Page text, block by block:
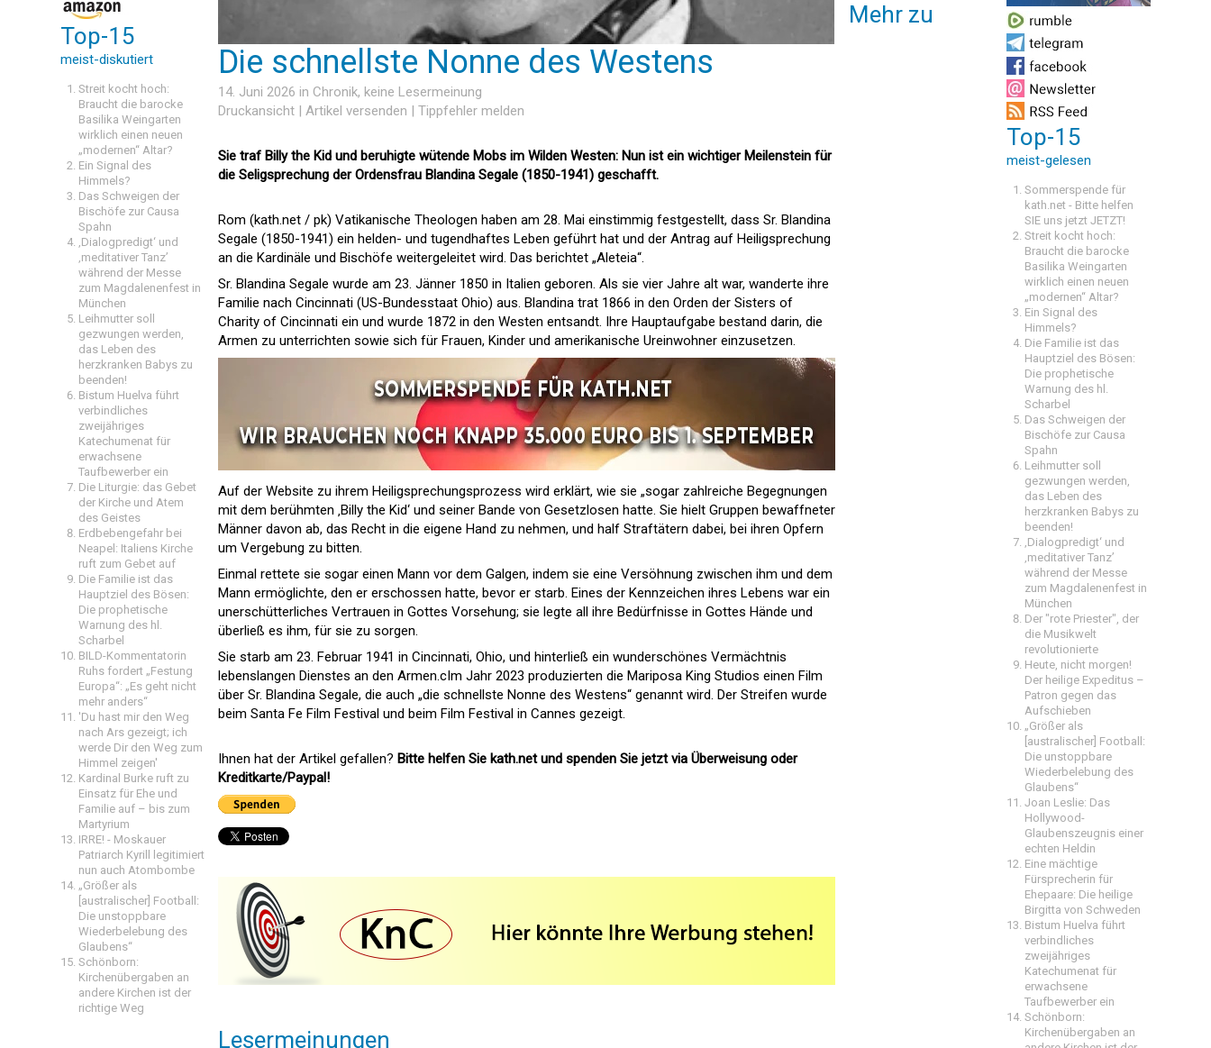
Top-15
meist-diskutiert
Streit kocht hoch:
Braucht die barocke
Basilika Weingarten
wirklich einen neuen
„modernen“ Altar?
Ein Signal des
Himmels?
Das Schweigen der
Bischöfe zur Causa
Spahn
‚Dialogpredigt‘ und
‚meditativer Tanz’
während der Messe
zum Magdalenenfest in
München
Leihmutter soll
gezwungen werden,
das Leben des
herzkranken Babys zu
beenden!
Bistum Huelva führt
verbindliches
zweijähriges
Katechumenat für
erwachsene
Taufbewerber ein
Die Liturgie: das Gebet
der Kirche und Atem
des Geistes
Erdbebengefahr bei
Neapel: Italiens Kirche
ruft zum Gebet auf
Die Familie ist das
Hauptziel des Bösen:
Die prophetische
Warnung des hl.
Scharbel
BILD-Kommentatorin
Ruhs fordert „Festung
Europa“: „Es geht nicht
mehr anders“
'Du hast mir den Weg
nach Ars gezeigt; ich
werde Dir den Weg zum
Himmel zeigen'
Kardinal Burke ruft zu
Einsatz für Ehe und
Familie auf – bis zum
Martyrium
IRRE! - Moskauer
Patriarch Kyrill legitimiert
nun auch Atombombe
„Größer als
[australischer] Football:
Die unstoppbare
Wiederbelebung des
Glaubens“
Schönborn:
Kirchenübergaben an
andere Kirchen ist der
richtige Weg
Die schnellste Nonne des Westens
14. Juni 2026 in Chronik, keine Lesermeinung
Druckansicht | Artikel versenden | Tippfehler melden
Sie traf Billy the Kid und beruhigte wütende Mobs im Wilden Westen: Nun ist ein wichtiger Meilenstein für
die Seligsprechung der Ordensfrau Blandina Segale (1850-1941) geschafft.
Rom (kath.net / pk) Vatikanische Theologen haben am 28. Mai einstimmig festgestellt, dass Sr. Blandina
Segale (1850-1941) ein helden- und tugendhaftes Leben geführt hat und der Antrag auf Heiligsprechung
an die Kardinäle und Bischöfe weitergeleitet wird. Das berichtet „Aleteia“.
Sr. Blandina Segale wurde am 23. Jänner 1850 in Italien geboren. Als sie vier Jahre alt war, wanderte ihre
Familie nach Cincinnati (US-Bundesstaat Ohio) aus. Blandina trat 1866 in den Orden der Sisters of
Charity of Cincinnati ein und wurde 1872 in den Westen entsandt. Ihre Hauptaufgabe bestand darin, die
Armen zu unterrichten sowie sich für Frauen, Kinder und amerikanische Ureinwohner einzusetzen.
Auf der Website zu ihrem Heiligsprechungsprozess wird erklärt, wie sie „sogar zahlreiche Begegnungen
mit dem berühmten ‚Billy the Kid‘ und seiner Bande von Gesetzlosen hatte. Sie hielt Gruppen bewaffneter
Männer davon ab, das Recht in die eigene Hand zu nehmen, und half Straftätern dabei, bei ihren Opfern
um Vergebung zu bitten.
Einmal rettete sie sogar einen Mann vor dem Galgen, indem sie eine Versöhnung zwischen ihm und dem
Mann ermöglichte, den er erschossen hatte, bevor er starb. Eines der Kennzeichen ihres Lebens war ein
unerschütterliches Vertrauen in Gottes Vorsehung; sie legte all ihre Bedürfnisse in Gottes Hände und
überließ es ihm, für sie zu sorgen.
Sie starb am 23. Februar 1941 in Cincinnati, Ohio, und hinterließ ein wunderschönes Vermächtnis
lebenslangen Dienstes an den Armen.cIm Jahr 2023 produzierten die Mariposa King Studios einen Film
über Sr. Blandina Segale, die auch „die schnellste Nonne des Westens“ genannt wird. Der Streifen wurde
beim Santa Fe Film Festival und beim Film Festival in Cannes gezeigt.
Ihnen hat der Artikel gefallen? Bitte helfen Sie kath.net und spenden Sie jetzt via Überweisung oder
Kreditkarte/Paypal!
Lesermeinungen
Mehr zu
Top-15
meist-gelesen
Sommerspende für
kath.net - Bitte helfen
SIE uns jetzt JETZT!
Streit kocht hoch:
Braucht die barocke
Basilika Weingarten
wirklich einen neuen
„modernen“ Altar?
Ein Signal des
Himmels?
Die Familie ist das
Hauptziel des Bösen:
Die prophetische
Warnung des hl.
Scharbel
Das Schweigen der
Bischöfe zur Causa
Spahn
Leihmutter soll
gezwungen werden,
das Leben des
herzkranken Babys zu
beenden!
‚Dialogpredigt‘ und
‚meditativer Tanz’
während der Messe
zum Magdalenenfest in
München
Der "rote Priester", der
die Musikwelt
revolutionierte
Heute, nicht morgen!
Der heilige Expeditus –
Patron gegen das
Aufschieben
„Größer als
[australischer] Football:
Die unstoppbare
Wiederbelebung des
Glaubens“
Joan Leslie: Das
Hollywood-
Glaubenszeugnis einer
echten Heldin
Eine mächtige
Fürsprecherin für
Ehepaare: Die heilige
Birgitta von Schweden
Bistum Huelva führt
verbindliches
zweijähriges
Katechumenat für
erwachsene
Taufbewerber ein
Schönborn:
Kirchenübergaben an